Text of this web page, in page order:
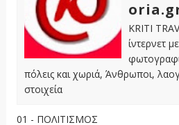
KRITI
ίντερνετ
πόλεις και χωριά, Άνθρωποι,
στοιχεία
01 - ΠΟΛΙΤΙΣΜΟΣ